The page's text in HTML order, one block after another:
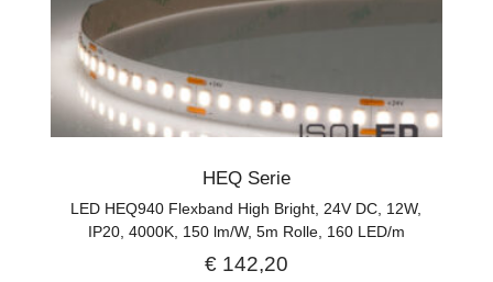
HEQ Serie
LED HEQ940 Flexband High Bright, 24V DC, 12W,
IP20, 4000K, 150 lm/W, 5m Rolle, 160 LED/m
€142,20